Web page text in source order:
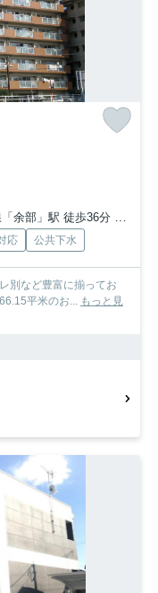
余部」駅 徒歩36分 山陽
応 公共下水
別など豊富に揃ってお
平米のお... もっと見